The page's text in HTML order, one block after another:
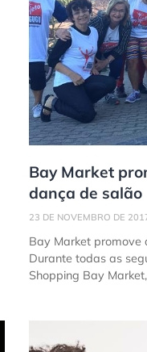
Bay Market
dança de salão
23 DE NOVEMBRO DE
Bay Market promove
Durante todas as
Shopping Bay